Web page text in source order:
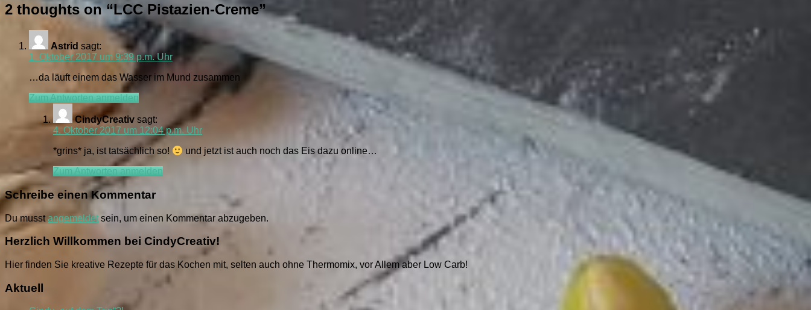
2 thoughts on “LCC Pistazien-Creme”
Astrid sagt:
1. Oktober 2017 um 9:39 p.m. Uhr
…da läuft einem das Wasser im Mund zusammen
Zum Antworten anmelden
CindyCreativ sagt:
4. Oktober 2017 um 12:04 p.m. Uhr
*grins* ja, ist tatsächlich so!
und jetzt ist auch noch das Eis dazu online…
Zum Antworten anmelden
Schreibe einen Kommentar
Du musstangemeldet sein, um einen Kommentar abzugeben.
Herzlich Willkommen bei CindyCreativ!
Hier finden Sie kreative Rezepte für das Kochen mit, selten auch ohne Thermomix, vor Allem aber Low Carb!
Aktuell